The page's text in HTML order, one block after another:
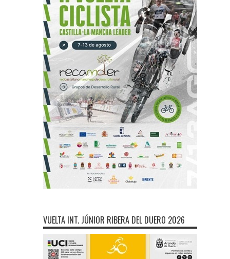
VUELTA INT. JÚNIOR RIBERA DEL DUERO 2026